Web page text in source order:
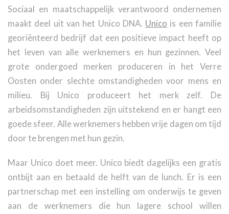
Sociaal en maatschappelijk verantwoord ondernemen
maakt deel uit van het Unico DNA. Unico is een familie
georiënteerd bedrijf dat een positieve impact heeft op
het leven van alle werknemers en hun gezinnen. Veel
grote ondergoed merken produceren in het Verre
Oosten onder slechte omstandigheden voor mens en
milieu. Bij Unico produceert het merk zelf. De
arbeidsomstandigheden zijn uitstekend en er hangt een
goede sfeer. Alle werknemers hebben vrije dagen om tijd
door te brengen met hun gezin.
Maar Unico doet meer. Unico biedt dagelijks een gratis
ontbijt aan en betaald de helft van de lunch. Er is een
partnerschap met een instelling om onderwijs te geven
aan de werknemers die hun lagere school willen